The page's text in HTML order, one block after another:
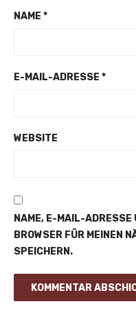
NAME *
E-MAIL-ADRESSE *
WEBSITE
NAME, E-MAIL-ADRESSE
BROWSER FÜR MEINEN
SPEICHERN.